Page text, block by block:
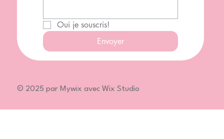
Oui je souscris!
Envoyer
© 2025 par Mywix avec Wix Studio